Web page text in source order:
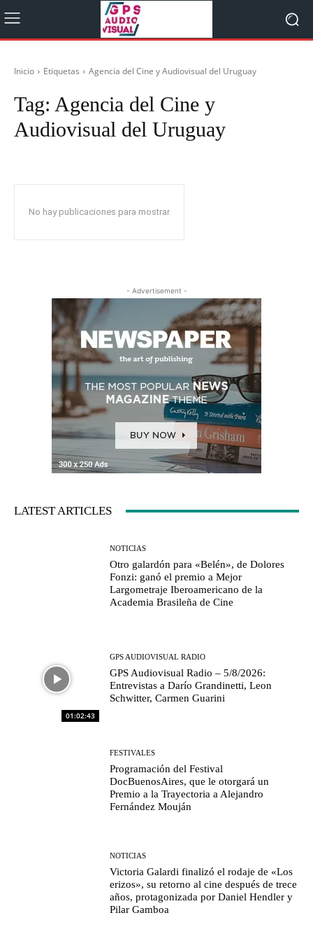
Inicio Etiquetas Agencia del Cine y Audiovisual del Uruguay
Tag: Agencia del Cine y
Audiovisual del Uruguay
No hay publicaciones para mostrar
- Advertisement -
LATEST ARTICLES
NOTICIAS
Otro galardón para «Belén», de Dolores
Fonzi: ganó el premio a Mejor
Largometraje Iberoamericano de la
Academia Brasileña de Cine
01:02:43
GPS AUDIOVISUAL RADIO
GPS Audiovisual Radio – 5/8/2026:
Entrevistas a Darío Grandinetti, Leon
Schwitter, Carmen Guarini
FESTIVALES
Programación del Festival
DocBuenosAires, que le otorgará un
Premio a la Trayectoria a Alejandro
Fernández Mouján
NOTICIAS
Victoria Galardi finalizó el rodaje de «Los
erizos», su retorno al cine después de trece
años, protagonizada por Daniel Hendler y
Pilar Gamboa